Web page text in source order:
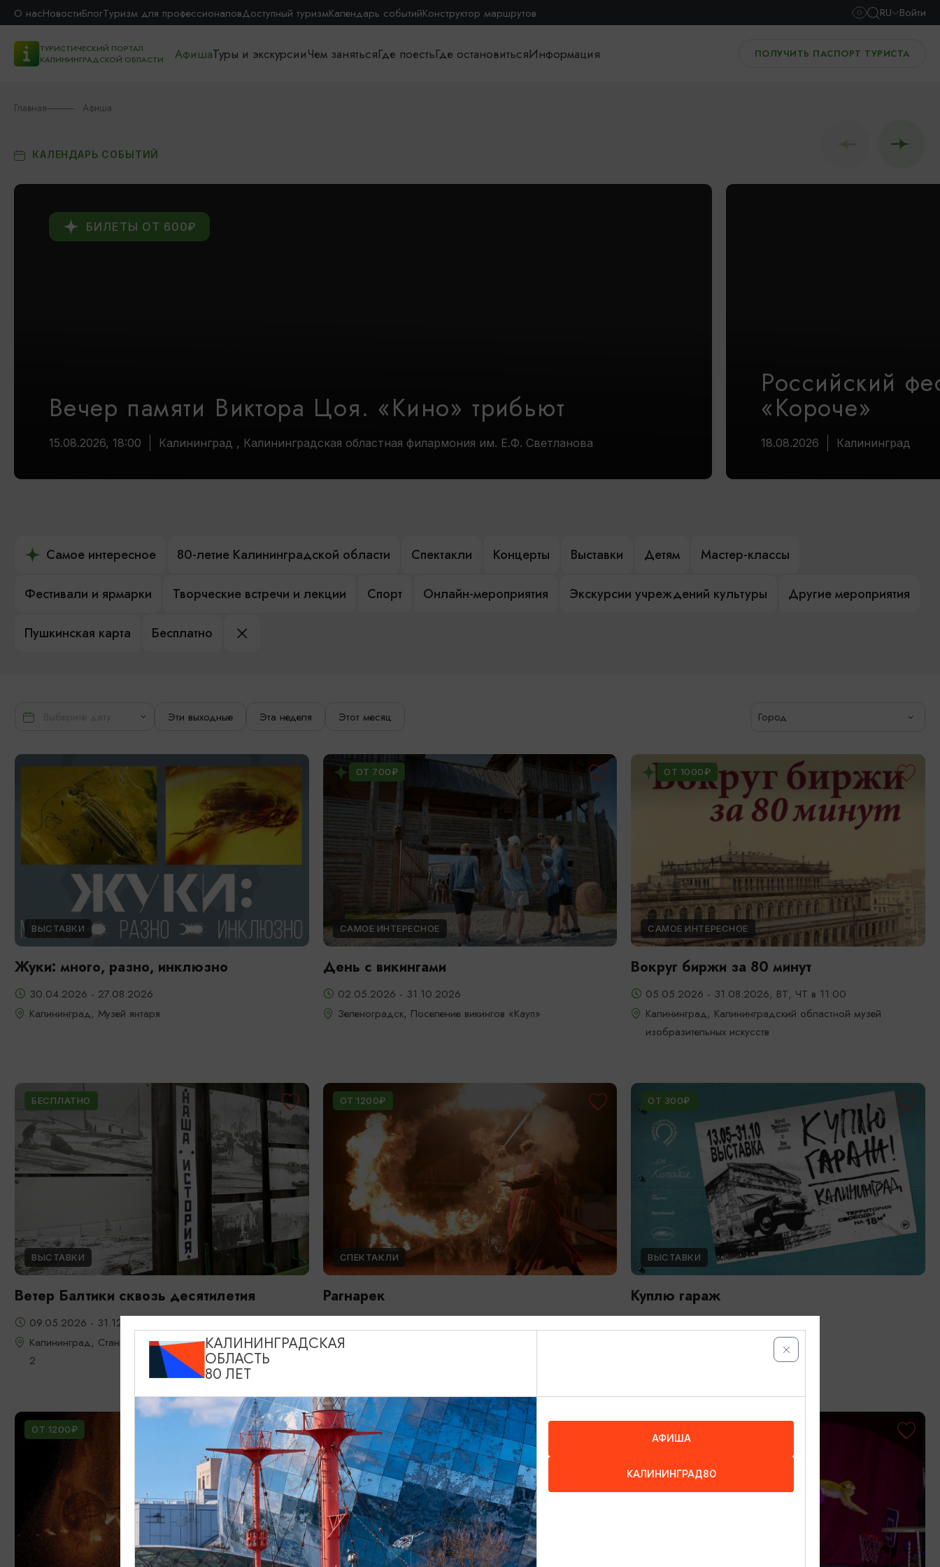
О насНовостиБлогТуризм для профессионаловДоступный туризмКалендарь событийКонструктор маршрутов RU Войти
ТУРИСТИЧЕСКИЙ ПОРТАЛ
КАЛИНИНГРАДСКОЙ ОБЛАСТИ
АфишаТуры и экскурсииЧем занятьсяГде поестьГде остановитьсяИнформация ПОЛУЧИТЬ ПАСПОРТ ТУРИСТА
Главная Афиша
КАЛЕНДАРЬ СОБЫТИЙ
Вечер памяти Виктора Цоя. «Кино» трибьют
15.08.2026, 18:00 Калининград , Калининградская областная филармония им. Е.Ф. Светланова
БИЛЕТЫ ОТ 600₽
Российский
«Короче»
18.08.2026 Калининград
Самое интересное 80-летие Калининградской области Спектакли Концерты Выставки Детям Мастер-классы
Фестивали и ярмарки Творческие встречи и лекции Спорт Онлайн-мероприятия Экскурсии учреждений культуры Другие мероприятия
Пушкинская карта Бесплатно
Эти выходные Эта неделя Этот месяц Город
ВЫСТАВКИ
Жуки: много, разно, инклюзно
30.04.2026 - 27.08.2026
Калининград, Музей янтаря
ОТ 700₽
САМОЕ ИНТЕРЕСНОЕ
День с викингами
02.05.2026 - 31.10.2026
Зеленоградск, Поселение викингов «Кауп»
ОТ 1000₽
САМОЕ ИНТЕРЕСНОЕ
Вокруг биржи за 80 минут
05.05.2026 - 31.08.2026, ВТ, ЧТ в 11:00
Калининград, Калининградский областной музей
изобразительных искусств
БЕСПЛАТНО
ВЫСТАВКИ
Ветер Балтики сквозь десятилетия
09.05.2026 - 31.12.2026
Калининград, Станция "Глаз Ветра", Мамонтовское шоссе
2
ОТ 1200₽
СПЕКТАКЛИ
Рагнарек
Зеленоградск, Поселение викингов «Кауп»
ОТ 300₽
ВЫСТАВКИ
Куплю гараж
Калининград, Музей «Дом китобоя»
ОТ 1200₽
КАЛИНИНГРАДСКАЯ
ОБЛАСТЬ
80 ЛЕТ
АФИША
КАЛИНИНГРАД80